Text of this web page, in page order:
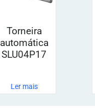
Torneira
automática
SLU04P17
Ler mais